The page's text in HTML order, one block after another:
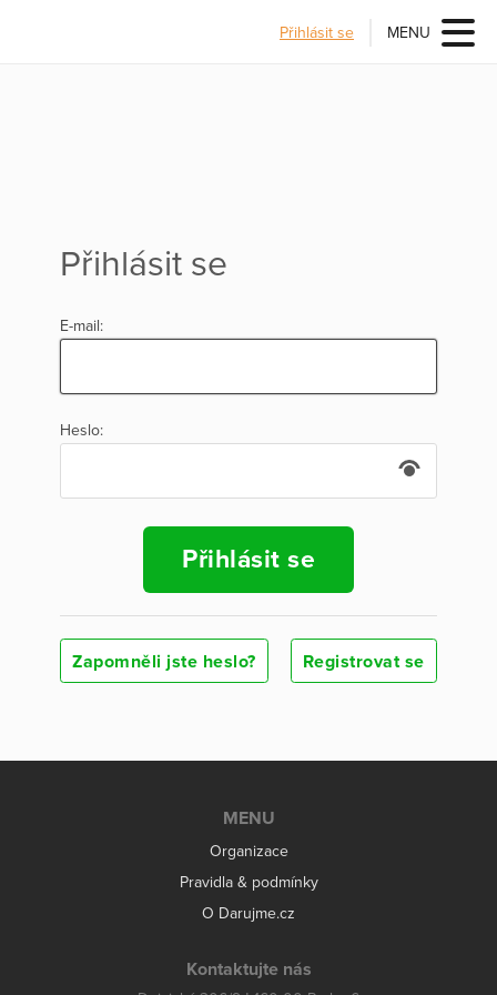
Přihlásit se MENU
Přihlásit se
E-mail:
Heslo:
Přihlásit se
Zapomněli jste heslo? Registrovat se
MENU
Organizace
Pravidla & podmínky
O Darujme.cz
Kontaktujte nás